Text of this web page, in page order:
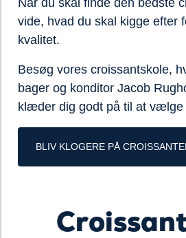
Når du skal finde den bedste
vide, hvad du skal kigge efter
kvalitet.
Besøg vores croissantskole,
bager og konditor Jacob
klæder dig godt på til at vælge
BLIV KLOGERE PÅ